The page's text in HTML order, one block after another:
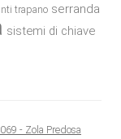
trapano serranda
sistemi di chiave
- Zola Predosa